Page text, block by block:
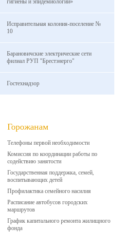
гигиены и эпидемиологии»
Исправительная колония-поселение №
10
Барановичские электрические сети
филиал РУП "Брестэнерго"
Гостехнадзор
Горожанам
Телефоны первой необходимости
Комиссия по координации работы по
содействию занятости
Государственная поддержка, семей,
воспитывающих детей
Профилактика семейного насилия
Расписание автобусов городских
маршрутов
График капитального ремонта жилищного
фонда